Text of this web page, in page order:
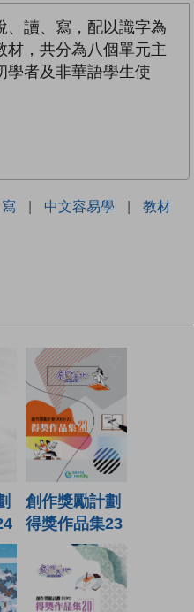
、讀、寫，配以識字為
材，共分為八個單元主
學者及非華語學生使
寫 | 中文容易學 |
教材
創作獎勵計劃
得獎作品集23